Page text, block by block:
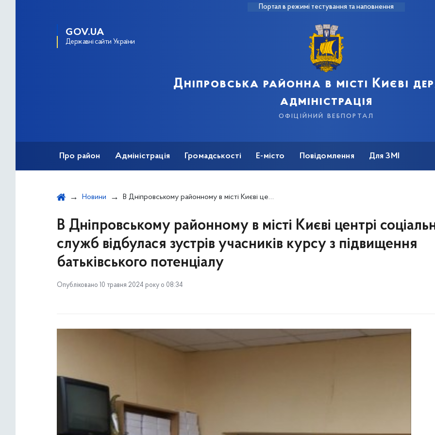
Портал в режимі тестування та наповнення
GOV.UA
Державні сайти України
Дніпровська районна в місті Києві
адміністрація
офіційний вебпортал
Про район Адміністрація Громадськості Е-місто Повідомлення Для ЗМІ
Новини В Дніпровському районному в місті Києві центрі соціальних служб відбулася зустрів учасників курсу з підвищення батьківського потенціалу
В Дніпровському районному в місті Києві центрі
служб відбулася зустрів учасників курсу з підвищення
батьківського потенціалу
Опубліковано 10 травня 2024 року о 08:34